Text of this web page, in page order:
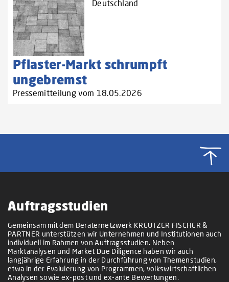
Deutschland
Pflaster-Markt schrumpft
ungebremst
Pressemitteilung vom 18.05.2026
Auftragsstudien
Gemeinsam mit dem Beraternetzwerk KREUTZER FISCHER &
PARTNER unterstützen wir Unternehmen und Institutionen auch
individuell im Rahmen von Auftragsstudien. Neben
Marktanalysen und Market Due Diligence haben wir auch
langjährige Erfahrung in der Durchführung von Themenstudien,
etwa in der Evaluierung von Programmen, volkswirtschaftlichen
Analysen sowie ex-post und ex-ante Bewertungen.